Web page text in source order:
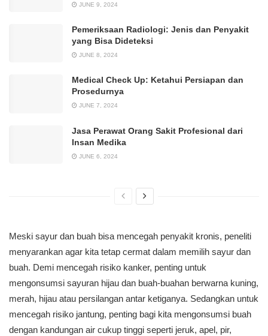
JUNE 9, 2024
Pemeriksaan Radiologi: Jenis dan Penyakit
yang Bisa Dideteksi
JUNE 8, 2024
Medical Check Up: Ketahui Persiapan dan
Prosedurnya
JUNE 7, 2024
Jasa Perawat Orang Sakit Profesional dari
Insan Medika
JUNE 6, 2024
Meski sayur dan buah bisa mencegah penyakit kronis, peneliti
menyarankan agar kita tetap cermat dalam memilih sayur dan
buah. Demi mencegah risiko kanker, penting untuk
mengonsumsi sayuran hijau dan buah-buahan berwarna kuning,
merah, hijau atau persilangan antar ketiganya. Sedangkan untuk
mencegah risiko jantung, penting bagi kita mengonsumsi buah
dengan kandungan air cukup tinggi seperti jeruk, apel, pir,